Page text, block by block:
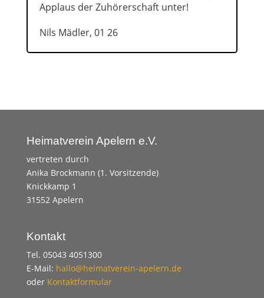
Applaus der Zuhörerschaft unter!
Nils Mädler, 01 26
Heimatverein Apelern e.V.
vertreten durch
Anika Brockmann (1. Vorsitzende)
Knickkamp 1
31552 Apelern
Kontakt
Tel. 05043 4051300
E-Mail: hallo@heimatverein-apelern.de
oder Kontaktformular